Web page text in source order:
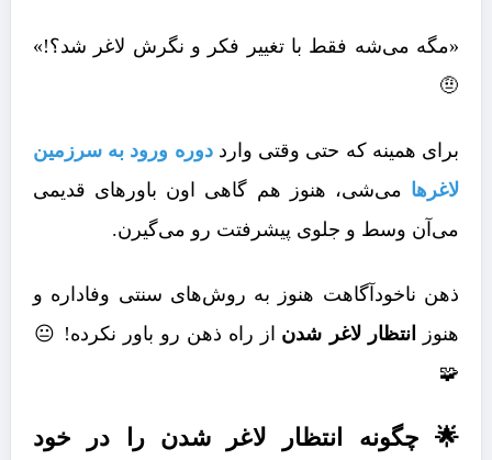
«مگه می‌شه فقط با تغییر فکر و نگرش لاغر شد؟!»
🤨
برای همینه که حتی وقتی وارددوره ورود به سرزمین
لاغرها می‌شی، هنوز هم گاهی اون باورهای قدیمی
می‌آن وسط و جلوی پیشرفتت رو می‌گیرن.
ذهن ناخودآگاهت هنوز به روش‌های سنتی وفاداره و
هنوز
انتظار لاغر شدن از راه ذهن رو باور نکرده! 😐
🧩
🌟 چگونه انتظار لاغر شدن را در خود